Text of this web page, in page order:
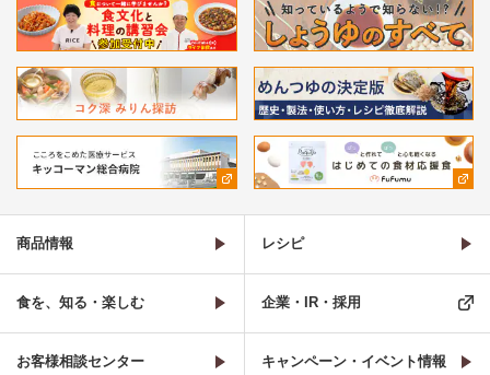
商品情報 レシピ
食を、知る・楽しむ 企業・IR・採用
お客様相談センター キャンペーン・イベント情報